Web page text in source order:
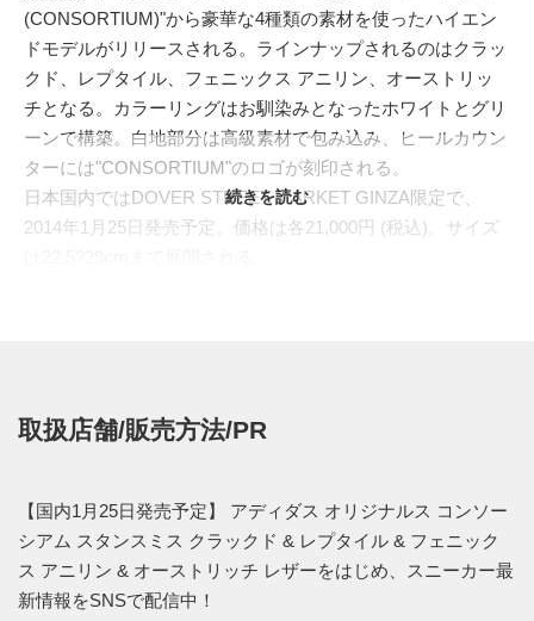
(CONSORTIUM)"から豪華な4種類の素材を使ったハイエン
ドモデルがリリースされる。ラインナップされるのはクラッ
クド、レプタイル、フェニックス アニリン、オーストリッ
チとなる。カラーリングはお馴染みとなったホワイトとグリ
ーンで構築。白地部分は高級素材で包み込み、ヒールカウン
ターには"CONSORTIUM"のロゴが刻印される。
日本国内ではDOVER STREET MARKET GINZA限定で、
2014年1月25日発売予定。価格は各21,000円 (税込)。サイズ
続きを読む
取扱店舗/販売方法/PR
【国内1月25日発売予定】 アディダス オリジナルス コンソー
シアム スタンスミス クラックド & レプタイル & フェニック
ス アニリン & オーストリッチ レザーをはじめ、スニーカー最
新情報をSNSで配信中！